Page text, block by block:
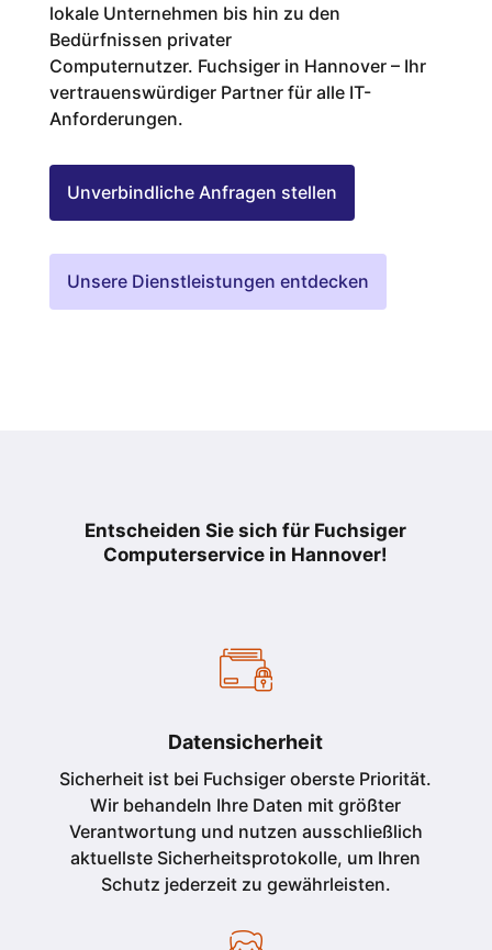
lokale Unternehmen bis hin zu den
Bedürfnissen privater
Computernutzer. Fuchsiger in Hannover – Ihr
vertrauenswürdiger Partner für alle IT-
Anforderungen.
Unverbindliche Anfragen stellen
Unsere Dienstleistungen entdecken
Entscheiden Sie sich für Fuchsiger
Computerservice in Hannover!
Datensicherheit
Sicherheit ist bei Fuchsiger oberste Priorität.
Wir behandeln Ihre Daten mit größter
Verantwortung und nutzen ausschließlich
aktuellste Sicherheitsprotokolle, um Ihren
Schutz jederzeit zu gewährleisten.